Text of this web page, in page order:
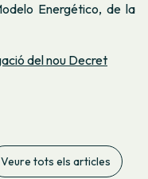
Energético, de la
del nou Decret
Veure tots els articles